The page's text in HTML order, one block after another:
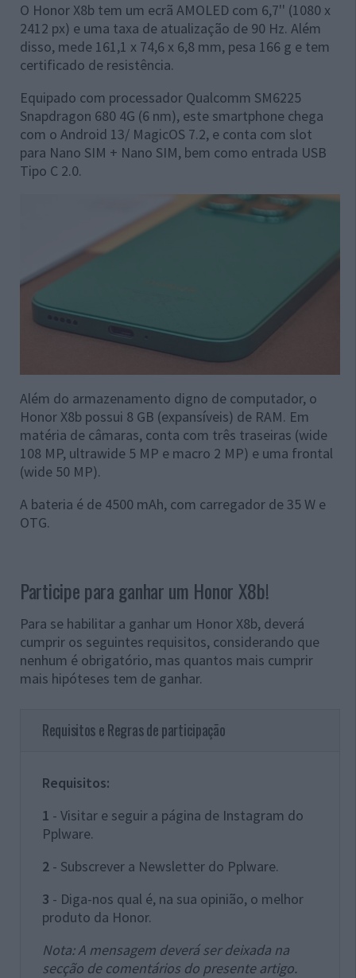
O Honor X8b tem um ecrã AMOLED com 6,7'' (1080 x
2412 px) e uma taxa de atualização de 90 Hz. Além
disso, mede 161,1 x 74,6 x 6,8 mm, pesa 166 g e tem
certificado de resistência.
Equipado com processador Qualcomm SM6225
Snapdragon 680 4G (6 nm), este smartphone chega
com o Android 13/ MagicOS 7.2, e conta com slot
para Nano SIM + Nano SIM, bem como entrada USB
Tipo C 2.0.
Além do armazenamento digno de computador, o
Honor X8b possui 8 GB (expansíveis) de RAM. Em
matéria de câmaras, conta com três traseiras (wide
108 MP, ultrawide 5 MP e macro 2 MP) e uma frontal
(wide 50 MP).
A bateria é de 4500 mAh, com carregador de 35 W e
OTG.
Participe para ganhar um Honor X8b!
Para se habilitar a ganhar um Honor X8b, deverá
cumprir os seguintes requisitos, considerando que
nenhum é obrigatório, mas quantos mais cumprir
mais hipóteses tem de ganhar.
Requisitos e Regras de participação
Requisitos:
1 - Visitar e seguir a página de Instagram do
Pplware.
2 - Subscrever a Newsletter do Pplware.
3 - Diga-nos qual é, na sua opinião, o melhor
produto da Honor.
Nota: A mensagem deverá ser deixada na
secção de comentários do presente artigo.